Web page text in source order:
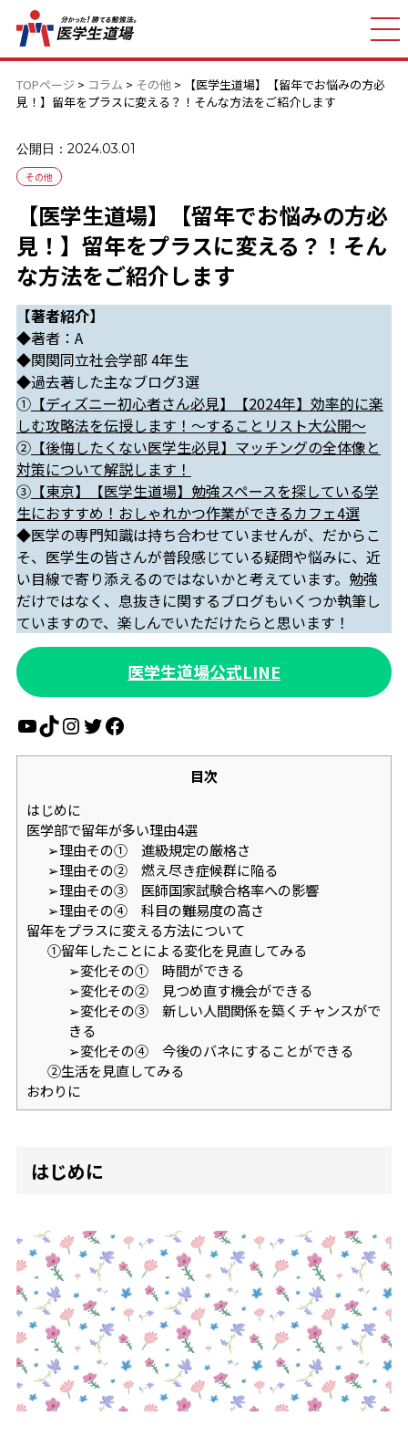
TOPページ > コラム > その他>
【医学生道場】【留年でお悩みの方必
見！】留年をプラスに変える？！そんな方法をご紹介します
公開日：2024.03.01
その他
【医学生道場】【留年でお悩みの方必
見！】留年をプラスに変える？！そん
な方法をご紹介します
【著者紹介】
◆著者：A
◆関関同立社会学部 4年生
◆過去著した主なブログ3選
①【ディズニー初心者さん必見】【2024年】効率的に楽
しむ攻略法を伝授します！～することリスト大公開～
②【後悔したくない医学生必見】マッチングの全体像と
対策について解説します！
③【東京】【医学生道場】勉強スペースを探している学
生におすすめ！おしゃれかつ作業ができるカフェ4選
◆医学の専門知識は持ち合わせていませんが、だからこ
そ、医学生の皆さんが普段感じている疑問や悩みに、近
い目線で寄り添えるのではないかと考えています。勉強
だけではなく、息抜きに関するブログもいくつか執筆し
ていますので、楽しんでいただけたらと思います！
医学生道場公式LINE
YouTube TikTok InstagramTwitter Facebook
目次
はじめに
医学部で留年が多い理由4選
➢理由その① 進級規定の厳格さ
➢理由その② 燃え尽き症候群に陥る
➢理由その③ 医師国家試験合格率への影響
➢理由その④ 科目の難易度の高さ
留年をプラスに変える方法について
①留年したことによる変化を見直してみる
➢変化その① 時間ができる
➢変化その② 見つめ直す機会ができる
➢変化その③ 新しい人間関係を築くチャンスがで
きる
➢変化その④ 今後のバネにすることができる
②生活を見直してみる
おわりに
はじめに